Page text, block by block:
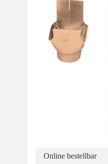
Online bestellbar